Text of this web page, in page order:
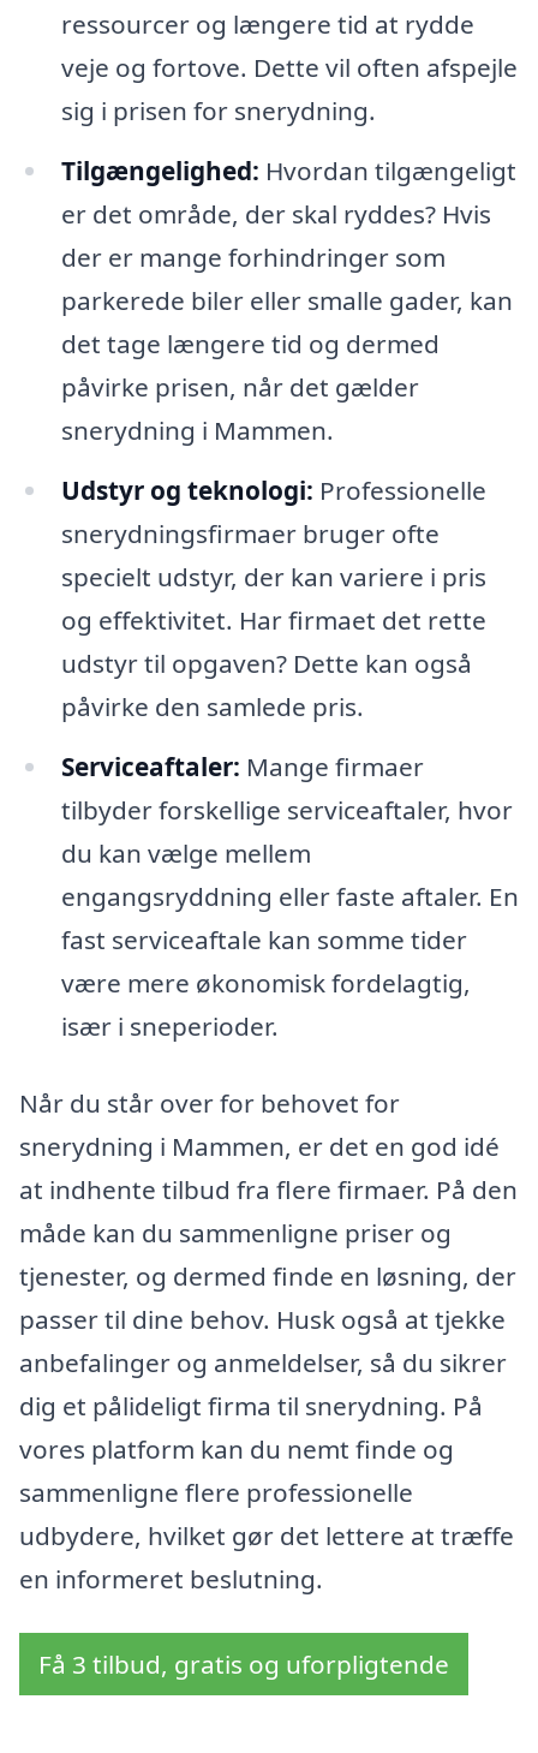
ressourcer og længere tid at rydde
veje og fortove. Dette vil often afspejle
sig i prisen for snerydning.
Tilgængelighed: Hvordan tilgængeligt
er det område, der skal ryddes? Hvis
der er mange forhindringer som
parkerede biler eller smalle gader, kan
det tage længere tid og dermed
påvirke prisen, når det gælder
snerydning i Mammen.
Udstyr og teknologi: Professionelle
snerydningsfirmaer bruger ofte
specielt udstyr, der kan variere i pris
og effektivitet. Har firmaet det rette
udstyr til opgaven? Dette kan også
påvirke den samlede pris.
Serviceaftaler: Mange firmaer
tilbyder forskellige serviceaftaler, hvor
du kan vælge mellem
engangsryddning eller faste aftaler. En
fast serviceaftale kan somme tider
være mere økonomisk fordelagtig,
især i sneperioder.
Når du står over for behovet for
snerydning i Mammen, er det en god idé
at indhente tilbud fra flere firmaer. På den
måde kan du sammenligne priser og
tjenester, og dermed finde en løsning, der
passer til dine behov. Husk også at tjekke
anbefalinger og anmeldelser, så du sikrer
dig et pålideligt firma til snerydning. På
vores platform kan du nemt finde og
sammenligne flere professionelle
udbydere, hvilket gør det lettere at træffe
en informeret beslutning.
Få 3 tilbud, gratis og uforpligtende